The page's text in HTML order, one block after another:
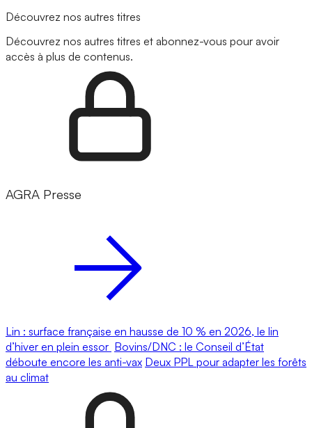
Découvrez nos autres titres
Découvrez nos autres titres et abonnez-vous pour avoir
accès à plus de contenus.
AGRA Presse
Lin : surface française en hausse de 10 % en 2026, le lin
d’hiver en plein essor Bovins/DNC : le Conseil d’État
déboute encore les anti-vax Deux PPL pour adapter les forêts
au climat